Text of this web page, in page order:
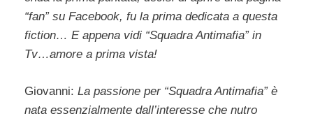
“fan” su Facebook, fu la prima dedicata a questa
fiction… E appena vidi “Squadra Antimafia” in
Tv…amore a prima vista!
Giovanni: La passione per “Squadra Antimafia” è
nata essenzialmente dall’interesse che nutro